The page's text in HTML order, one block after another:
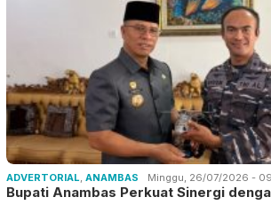
ADVERTORIAL, ANAMBAS Minggu, 26/07/2026 -
Bupati Anambas Perkuat Sinergi